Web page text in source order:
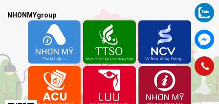
NHONMYgroup